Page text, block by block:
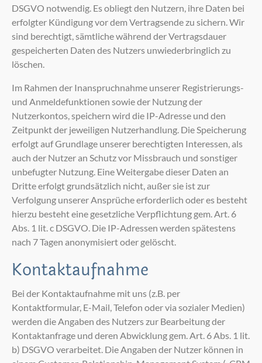
DSGVO notwendig. Es obliegt den Nutzern, ihre Daten bei
erfolgter Kündigung vor dem Vertragsende zu sichern. Wir
sind berechtigt, sämtliche während der Vertragsdauer
gespeicherten Daten des Nutzers unwiederbringlich zu
löschen.
Im Rahmen der Inanspruchnahme unserer Registrierungs-
und Anmeldefunktionen sowie der Nutzung der
Nutzerkontos, speichern wird die IP-Adresse und den
Zeitpunkt der jeweiligen Nutzerhandlung. Die Speicherung
erfolgt auf Grundlage unserer berechtigten Interessen, als
auch der Nutzer an Schutz vor Missbrauch und sonstiger
unbefugter Nutzung. Eine Weitergabe dieser Daten an
Dritte erfolgt grundsätzlich nicht, außer sie ist zur
Verfolgung unserer Ansprüche erforderlich oder es besteht
hierzu besteht eine gesetzliche Verpflichtung gem. Art. 6
Abs. 1 lit. c DSGVO. Die IP-Adressen werden spätestens
nach 7 Tagen anonymisiert oder gelöscht.
Kontaktaufnahme
Bei der Kontaktaufnahme mit uns (z.B. per
Kontaktformular, E-Mail, Telefon oder via sozialer Medien)
werden die Angaben des Nutzers zur Bearbeitung der
Kontaktanfrage und deren Abwicklung gem. Art. 6 Abs. 1 lit.
b) DSGVO verarbeitet. Die Angaben der Nutzer können in